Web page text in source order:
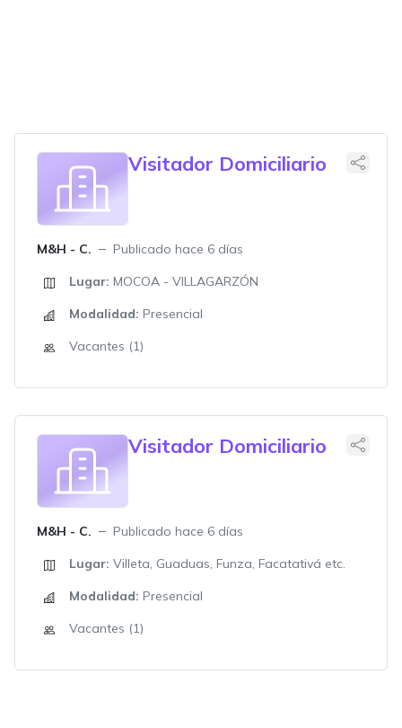
Visitador Domiciliario
M&H - C.
Publicado hace 6 días
Lugar: MOCOA - VILLAGARZÓN
Modalidad: Presencial
Vacantes (1)
Visitador Domiciliario
M&H - C.
Publicado hace 6 días
Lugar: Villeta, Guaduas, Funza, Facatativá etc.
Modalidad: Presencial
Vacantes (1)